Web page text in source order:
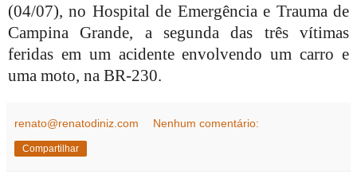
(04/07), no Hospital de Emergência e Trauma de
Campina Grande, a segunda das três vítimas
feridas em um acidente envolvendo um carro e
uma moto, na BR-230.
renato@renatodiniz.com Nenhum comentário:
Compartilhar